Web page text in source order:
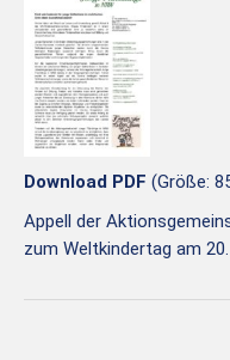
Download PDF (Größe:
Appell der
zum Weltkindertag am